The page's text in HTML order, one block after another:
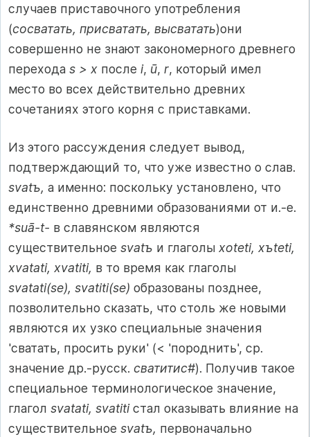
случаев приставочного употребления
(сосватать, присватать, высватать)они
совершенно не знают закономерного древнего
перехода s > x после i, ū, r, который имел
место во всех действительно древних
сочетаниях этого корня с приставками.
Из этого рассуждения следует вывод,
подтверждающий то, что уже известно о слав.
svatъ, а именно: поскольку установлено, что
единственно древними образованиями от и.-е.
*suā-t- в славянском являются
существительное svatъ и глаголы xoteti, xъteti,
xvatati, xvatiti, в то время как глаголы
svatati(se), svatiti(se) образованы позднее,
позволительно сказать, что столь же новыми
являются их узко специальные значения
'сватать, просить руки' (< 'породнить', ср.
значение др.-русск. сватитис#). Получив такое
специальное терминологическое значение,
глагол svatati, svatitiстал оказывать влияние на
существительное svatъ, первоначально